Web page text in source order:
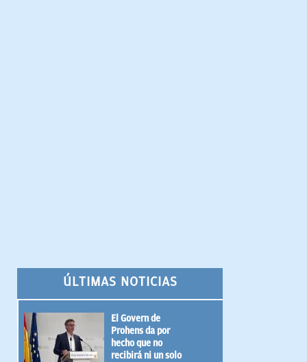
ÚLTIMAS NOTICIAS
El Govern de
Prohens da por
hecho que no
recibirá ni un solo